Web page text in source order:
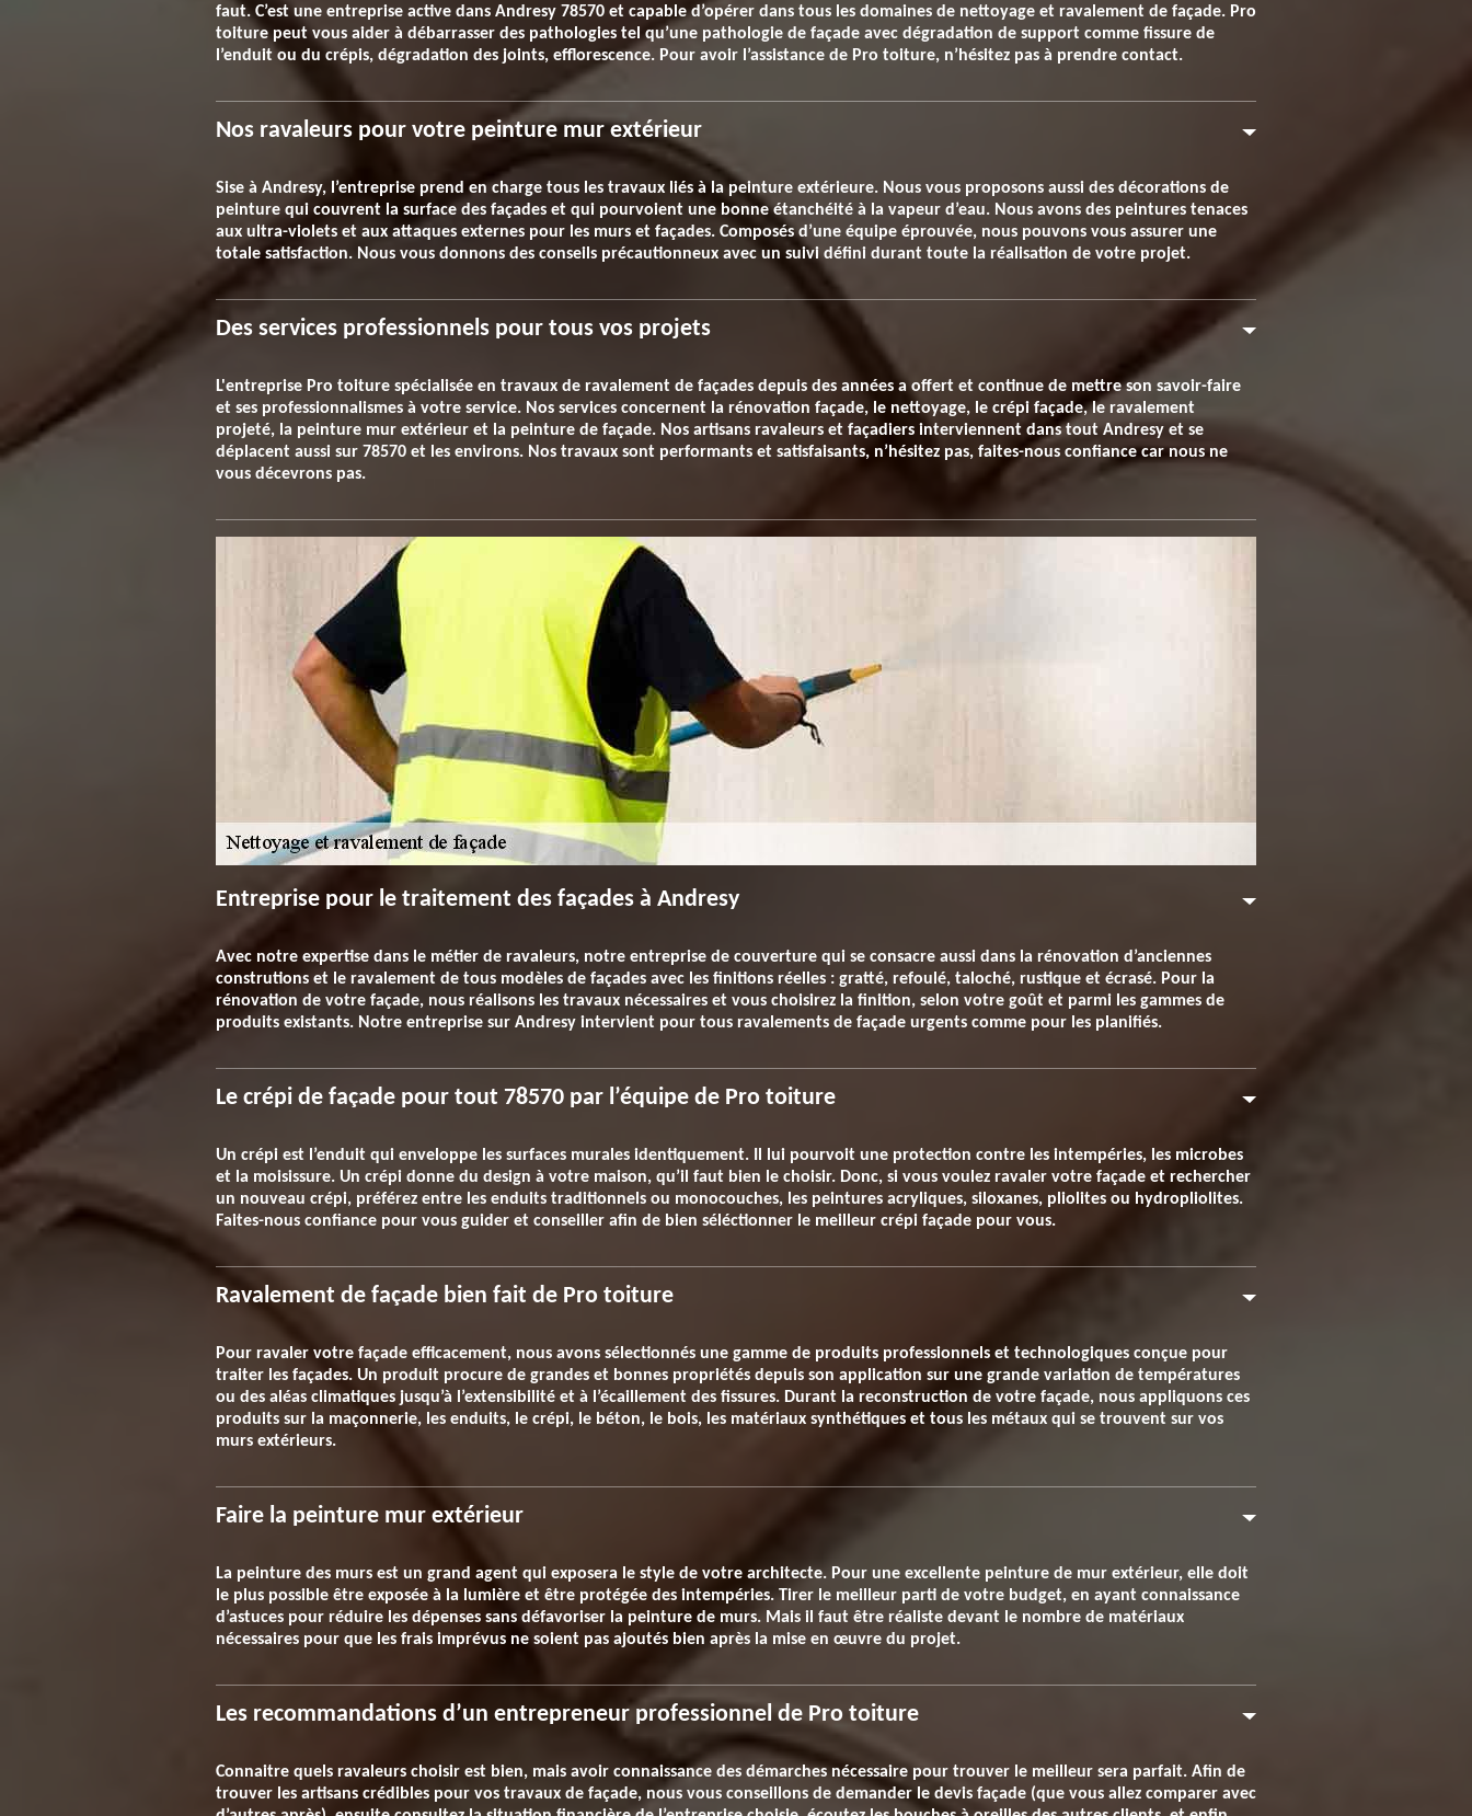
faut. C’est une entreprise active dans Andresy 78570 et capable d’opérer dans tous les domaines de nettoyage et ravalement de façade. Pro
toiture peut vous aider à débarrasser des pathologies tel qu’une pathologie de façade avec dégradation de support comme fissure de
l’enduit ou du crépis, dégradation des joints, efflorescence. Pour avoir l’assistance de Pro toiture, n’hésitez pas à prendre contact.
Nos ravaleurs pour votre peinture mur extérieur
Sise à Andresy, l’entreprise prend en charge tous les travaux liés à la peinture extérieure. Nous vous proposons aussi des décorations de
peinture qui couvrent la surface des façades et qui pourvoient une bonne étanchéité à la vapeur d’eau. Nous avons des peintures tenaces
aux ultra-violets et aux attaques externes pour les murs et façades. Composés d’une équipe éprouvée, nous pouvons vous assurer une
totale satisfaction. Nous vous donnons des conseils précautionneux avec un suivi défini durant toute la réalisation de votre projet.
Des services professionnels pour tous vos projets
L'entreprise Pro toiture spécialisée en travaux de ravalement de façades depuis des années a offert et continue de mettre son savoir-faire
et ses professionnalismes à votre service. Nos services concernent la rénovation façade, le nettoyage, le crépi façade, le ravalement
projeté, la peinture mur extérieur et la peinture de façade. Nos artisans ravaleurs et façadiers interviennent dans tout Andresy et se
déplacent aussi sur 78570 et les environs. Nos travaux sont performants et satisfaisants, n’hésitez pas, faites-nous confiance car nous ne
vous décevrons pas.
Entreprise pour le traitement des façades à Andresy
Avec notre expertise dans le métier de ravaleurs, notre entreprise de couverture qui se consacre aussi dans la rénovation d’anciennes
construtions et le ravalement de tous modèles de façades avec les finitions réelles : gratté, refoulé, taloché, rustique et écrasé. Pour la
rénovation de votre façade, nous réalisons les travaux nécessaires et vous choisirez la finition, selon votre goût et parmi les gammes de
produits existants. Notre entreprise sur Andresy intervient pour tous ravalements de façade urgents comme pour les planifiés.
Le crépi de façade pour tout 78570 par l’équipe de Pro toiture
Un crépi est l’enduit qui enveloppe les surfaces murales identiquement. Il lui pourvoit une protection contre les intempéries, les microbes
et la moisissure. Un crépi donne du design à votre maison, qu’il faut bien le choisir. Donc, si vous voulez ravaler votre façade et rechercher
un nouveau crépi, préférez entre les enduits traditionnels ou monocouches, les peintures acryliques, siloxanes, pliolites ou hydropliolites.
Faites-nous confiance pour vous guider et conseiller afin de bien séléctionner le meilleur crépi façade pour vous.
Ravalement de façade bien fait de Pro toiture
Pour ravaler votre façade efficacement, nous avons sélectionnés une gamme de produits professionnels et technologiques conçue pour
traiter les façades. Un produit procure de grandes et bonnes propriétés depuis son application sur une grande variation de températures
ou des aléas climatiques jusqu’à l’extensibilité et à l’écaillement des fissures. Durant la reconstruction de votre façade, nous appliquons ces
produits sur la maçonnerie, les enduits, le crépi, le béton, le bois, les matériaux synthétiques et tous les métaux qui se trouvent sur vos
murs extérieurs.
Faire la peinture mur extérieur
La peinture des murs est un grand agent qui exposera le style de votre architecte. Pour une excellente peinture de mur extérieur, elle doit
le plus possible être exposée à la lumière et être protégée des intempéries. Tirer le meilleur parti de votre budget, en ayant connaissance
d’astuces pour réduire les dépenses sans défavoriser la peinture de murs. Mais il faut être réaliste devant le nombre de matériaux
nécessaires pour que les frais imprévus ne soient pas ajoutés bien après la mise en œuvre du projet.
Les recommandations d’un entrepreneur professionnel de Pro toiture
Connaitre quels ravaleurs choisir est bien, mais avoir connaissance des démarches nécessaire pour trouver le meilleur sera parfait. Afin de
trouver les artisans crédibles pour vos travaux de façade, nous vous conseillons de demander le devis façade (que vous allez comparer avec